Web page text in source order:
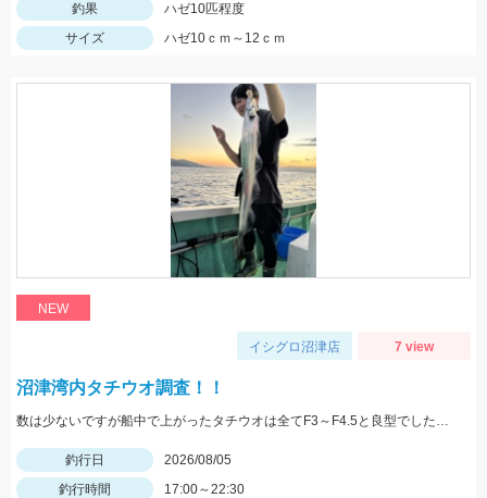
釣果
ハゼ10匹程度
サイズ
ハゼ10ｃｍ～12ｃｍ
NEW
イシグロ沼津店 7 view
沼津湾内タチウオ調査！！
数は少ないですが船中で上がったタチウオは全てF3～F4.5と良型でした！ ベイトは多くて雰囲気はあったので群れが来ればタチウオ祭り始まりそうです！！
釣行日
2026/08/05
釣行時間
17:00～22:30